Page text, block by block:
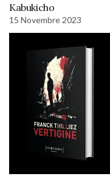
Kabukicho
15 Novembre 2023